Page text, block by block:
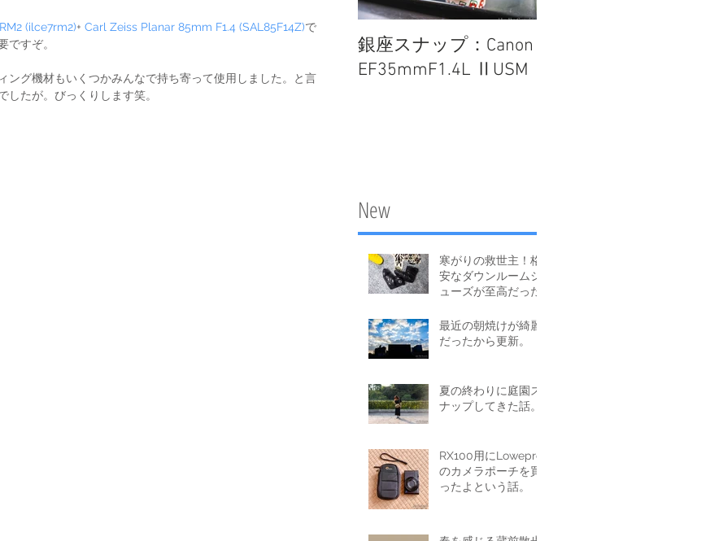
(ilce7rm2)+ Carl Zeiss Planar 85mm F1.4 (SAL85F14Z)で
ですぞ。
グ機材もいくつかみんなで持ち寄って使用しました。と言
したが。びっくりします笑。
銀座スナップ：Canon
EF35mmF1.4L ⅡUSM
New
寒がりの救世主！格
安なダウンルームシ
ューズが至高だった
最近の朝焼けが綺麗
だったから更新。
夏の終わりに庭園ス
ナップしてきた話。
RX100用にLowepro
のカメラポーチを買
ったよという話。